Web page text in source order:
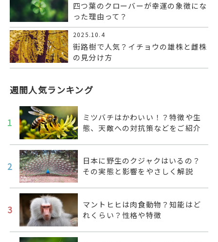
四つ葉のクローバーが幸運の象徴にな
った理由って？
2025.10.4
街路樹で人気？イチョウの雄株と雌株
の見分け方
週間人気ランキング
1
ミツバチはかわいい！？特徴や生
態、天敵への対抗策などをご紹介
2
日本に野生のクジャクはいるの？
その実態と影響をやさしく解説
3
マントヒヒは肉食動物？知能はど
れくらい？性格や特徴